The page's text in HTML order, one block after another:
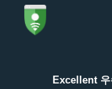
Excellent 우